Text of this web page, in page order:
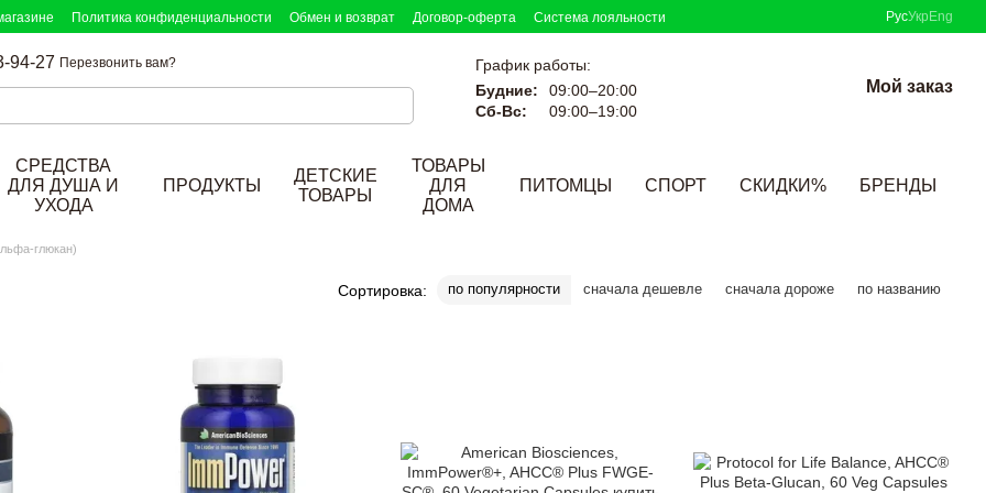
Политика конфиденциальности Обмен и возврат Договор-оферта
Система лояльности
РусУкр Eng
94-27 Перезвонить вам?
График работы:
Будние:
09:00–20:00
Сб-Вс:
09:00–19:00
Мой заказ
СРЕДСТВА
ДЛЯ ДУША И
УХОДА
ПРОДУКТЫ
ДЕТСКИЕ
ТОВАРЫ
ТОВАРЫ
ДЛЯ
ДОМА
ПИТОМЦЫ СПОРТ СКИДКИ% БРЕНДЫ
глюкан)
Сортировка: по популярности сначала дешевле сначала дороже по названию